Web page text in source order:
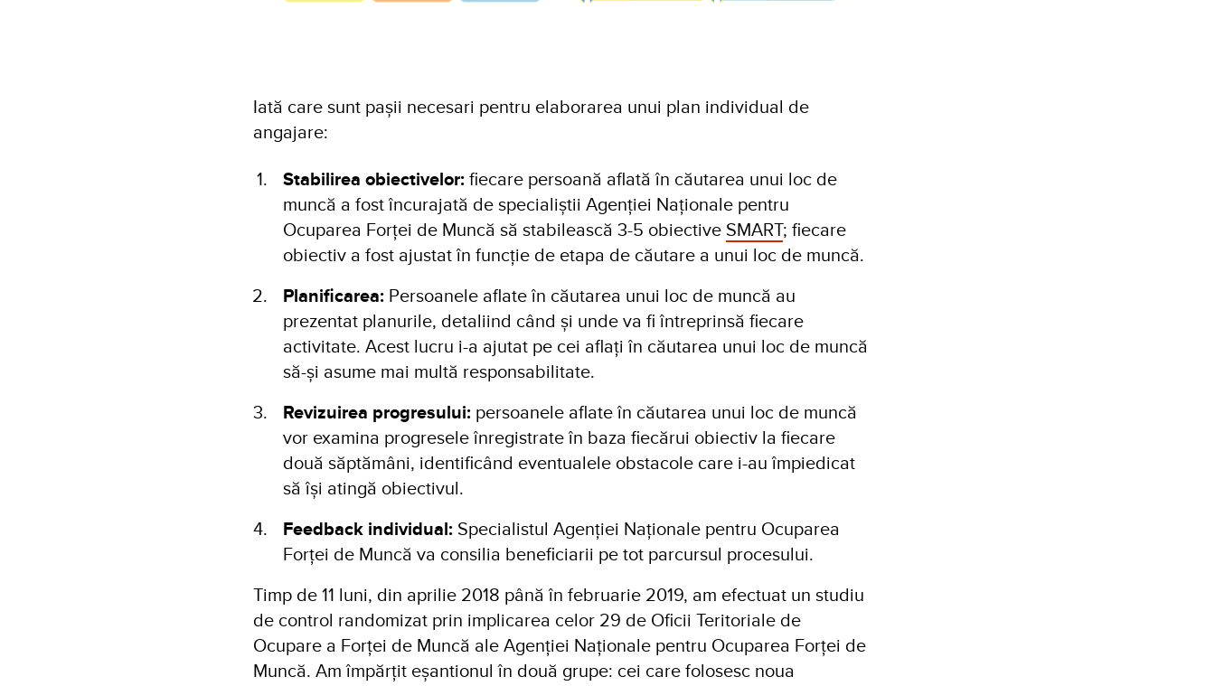
Iată care sunt pașii necesari pentru elaborarea unui plan individual de
angajare:
Stabilirea obiectivelor:fiecare persoană aflată în căutarea unui loc de
muncă a fost încurajată de specialiștii Agenției Naționale pentru
Ocuparea Forței de Muncă să stabilească 3-5 obiective SMART; fiecare
obiectiv a fost ajustat în funcție de etapa de căutare a unui loc de muncă.
Planificarea: Persoanele aflate în căutarea unui loc de muncă au
prezentat planurile, detaliind când și unde va fi întreprinsă fiecare
activitate. Acest lucru i-a ajutat pe cei aflați în căutarea unui loc de muncă
să-și asume mai multă responsabilitate.
Revizuirea progresului: persoanele aflate în căutarea unui loc de muncă
vor examina progresele înregistrate în baza fiecărui obiectiv la fiecare
două săptămâni, identificând eventualele obstacole care i-au împiedicat
să își atingă obiectivul.
Feedback individual: Specialistul Agenției Naționale pentru Ocuparea
Forței de Muncă va consilia beneficiarii pe tot parcursul procesului.
Timp de 11 luni, din aprilie 2018 până în februarie 2019, am efectuat un studiu
de control randomizat prin implicarea celor 29 de Oficii Teritoriale de
Ocupare a Forței de Muncă ale Agenției Naționale pentru Ocuparea Forței de
Muncă. Am împărțit eșantionul în două grupe: cei care folosesc noua